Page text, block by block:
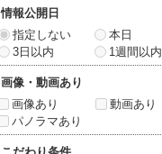
情報公開日
指定しない
本日
3日以内
1週間以内
画像・動画あり
画像あり
動画あり
パノラマあり